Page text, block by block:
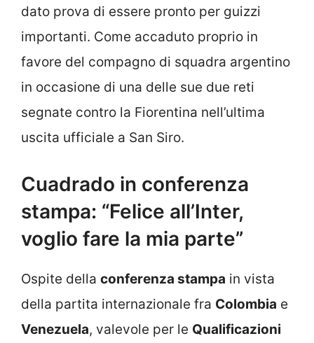
dato prova di essere pronto per guizzi
importanti. Come accaduto proprio in
favore del compagno di squadra argentino
in occasione di una delle sue due reti
segnate contro la Fiorentina nell’ultima
uscita ufficiale a San Siro.
Cuadrado in conferenza
stampa: “Felice all’Inter,
voglio fare la mia parte”
Ospite della conferenza stampa in vista
della partita internazionale fra Colombia e
Venezuela, valevole per le Qualificazioni